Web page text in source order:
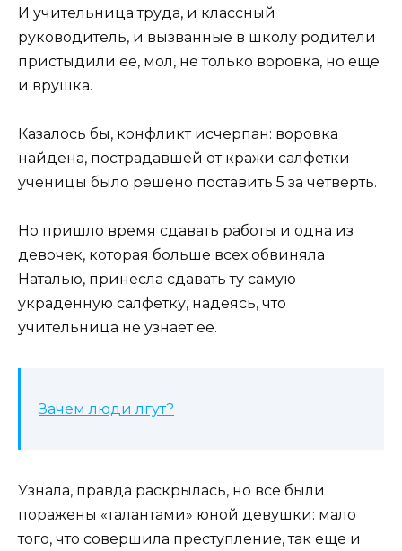
И учительница труда, и классный
руководитель, и вызванные в школу родители
пристыдили ее, мол, не только воровка, но еще
и врушка.
Казалось бы, конфликт исчерпан: воровка
найдена, пострадавшей от кражи салфетки
ученицы было решено поставить 5 за четверть.
Но пришло время сдавать работы и одна из
девочек, которая больше всех обвиняла
Наталью, принесла сдавать ту самую
украденную салфетку, надеясь, что
учительница не узнает ее.
Зачем люди лгут?
Узнала, правда раскрылась, но все были
поражены «талантами» юной девушки: мало
того, что совершила преступление, так еще и